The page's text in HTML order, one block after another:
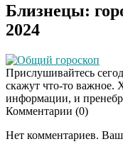
Близнецы:
2024
Общий гороскоп
Прислушивайтесь
скажут что-то важное.
информации, и
Комментарии (0)
Нет комментариев.
Даже
исчезнет